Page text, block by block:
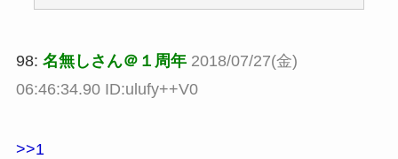
98: 名無しさん＠１周年 2018/07/27(金)
06:46:34.90 ID:ulufy++V0
>>1